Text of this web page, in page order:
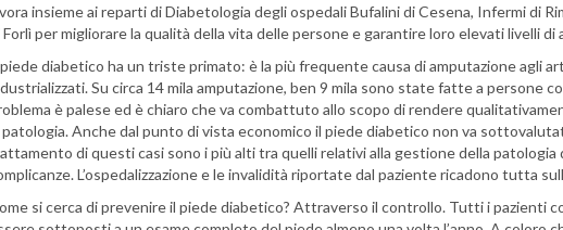
insieme ai reparti di Diabetologia degli ospedali Bufalini di Cesena, Infermi di
Forlì per migliorare la qualità della vita delle persone e garantire loro elevati livelli di
diabetico ha un triste primato: è la più frequente causa di amputazione agli
Su circa 14 mila amputazione, ben 9 mila sono state fatte a persone
è palese ed è chiaro che va combattuto allo scopo di rendere
patologia. Anche dal punto di vista economico il piede diabetico non va
di questi casi sono i più alti tra quelli relativi alla gestione della patologia
L’ospedalizzazione e le invalidità riportate dal paziente ricadono tutta
si cerca di prevenire il piede diabetico? Attraverso il controllo. Tutti i pazienti